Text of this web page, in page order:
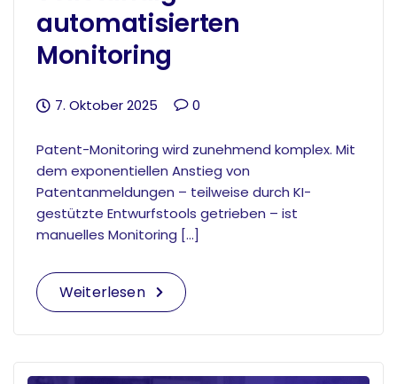
automatisierten
Monitoring
7. Oktober 2025 0
Patent-Monitoring wird zunehmend komplex. Mit
dem exponentiellen Anstieg von
Patentanmeldungen – teilweise durch KI-
gestützte Entwurfstools getrieben – ist
manuelles Monitoring […]
Weiterlesen